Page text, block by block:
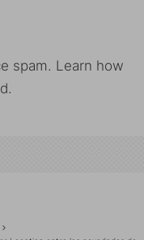
spam. Learn how